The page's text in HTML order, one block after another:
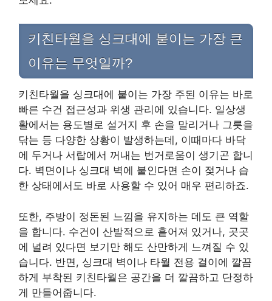
키친타월을 싱크대에 붙이는 가장 큰
이유는 무엇일까?
키친타월을 싱크대에 붙이는 가장 주된 이유는 바로
빠른 수건 접근성과 위생 관리에 있습니다. 일상생
활에서는 용도별로 설거지 후 손을 말리거나 그릇을
닦는 등 다양한 상황이 발생하는데, 이때마다 바닥
에 두거나 서랍에서 꺼내는 번거로움이 생기곤 합니
다. 벽면이나 싱크대 벽에 붙인다면 손이 젖거나 습
한 상태에서도 바로 사용할 수 있어 매우 편리하죠.
또한, 주방이 정돈된 느낌을 유지하는 데도 큰 역할
을 합니다. 수건이 산발적으로 흩어져 있거나, 곳곳
에 널려 있다면 보기만 해도 산만하게 느껴질 수 있
습니다. 반면, 싱크대 벽이나 타월 전용 걸이에 깔끔
하게 부착된 키친타월은 공간을 더 깔끔하고 단정하
게 만들어줍니다.